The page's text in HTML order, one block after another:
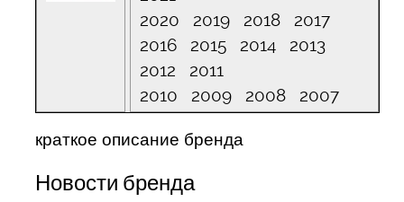
2020 2019 2018 2017
2016 2015 2014 2013
2012 2011
2010 2009 2008 2007
краткое описание бренда
Новости бренда